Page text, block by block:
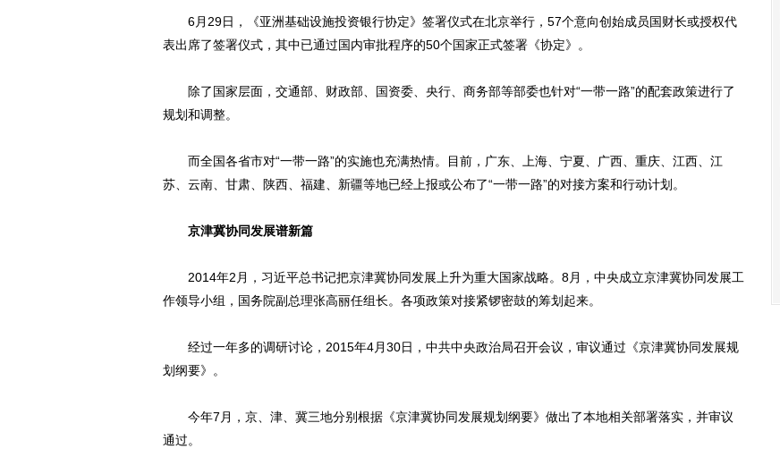
6月29日，《亚洲基础设施投资银行协定》签署仪式在北京举行，57个意向创始成员国财长或授权代
表出席了签署仪式，其中已通过国内审批程序的50个国家正式签署《协定》。
除了国家层面，交通部、财政部、国资委、央行、商务部等部委也针对“一带一路”的配套政策进行了
规划和调整。
而全国各省市对“一带一路”的实施也充满热情。目前，广东、上海、宁夏、广西、重庆、江西、江
苏、云南、甘肃、陕西、福建、新疆等地已经上报或公布了“一带一路”的对接方案和行动计划。
京津冀协同发展谱新篇
2014年2月，习近平总书记把京津冀协同发展上升为重大国家战略。8月，中央成立京津冀协同发展工
作领导小组，国务院副总理张高丽任组长。各项政策对接紧锣密鼓的筹划起来。
经过一年多的调研讨论，2015年4月30日，中共中央政治局召开会议，审议通过《京津冀协同发展规
划纲要》。
今年7月，京、津、冀三地分别根据《京津冀协同发展规划纲要》做出了本地相关部署落实，并审议
通过。